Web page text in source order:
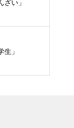
ざい」
生」